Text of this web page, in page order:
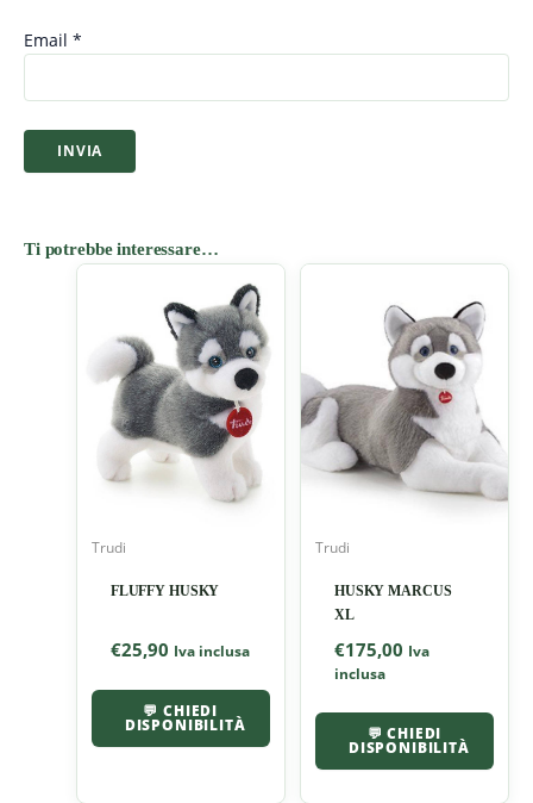
Email *
Ti potrebbe interessare…
Trudi
FLUFFY HUSKY
€25,90 Iva inclusa
💬 CHIEDI
DISPONIBILITÀ
Trudi
HUSKY MARCUS
XL
€175,00 Iva
inclusa
💬 CHIEDI
DISPONIBILITÀ